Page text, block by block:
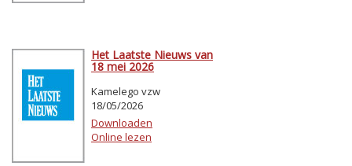
Het Laatste Nieuws van
18 mei 2026
Kamelego vzw
18/05/2026
Downloaden
Online lezen